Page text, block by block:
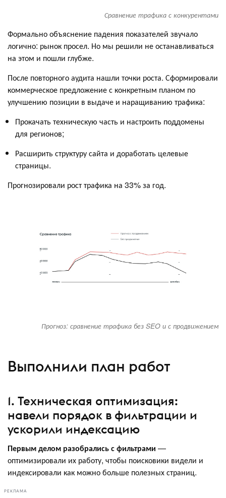
Сравнение трафика с конкурентами
Формально объяснение падения показателей звучало
логично: рынок просел. Но мы решили не останавливаться
на этом и пошли глубже.
После повторного аудита нашли точки роста. Сформировали
коммерческое предложение с конкретным планом по
улучшению позиции в выдаче и наращиванию трафика:
Прокачать техническую часть и настроить поддомены
для регионов;
Расширить структуру сайта и доработать целевые
страницы.
Прогнозировали рост трафика на 33% за год.
Прогноз: сравнение трафика без SEO и с продвижением
Выполнили план работ
1. Техническая оптимизация:
навели порядок в фильтрации и
ускорили индексацию
Первым делом разобрались с фильтрами —
оптимизировали их работу, чтобы поисковики видели и
индексировали как можно больше полезных страниц.
РЕКЛАМА